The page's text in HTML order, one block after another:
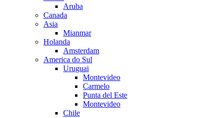
Aruba
Canada
Asia
Mianmar
Holanda
Amsterdam
America do Sul
Uruguai
Montevideo
Carmelo
Punta del Este
Montevideo
Chile